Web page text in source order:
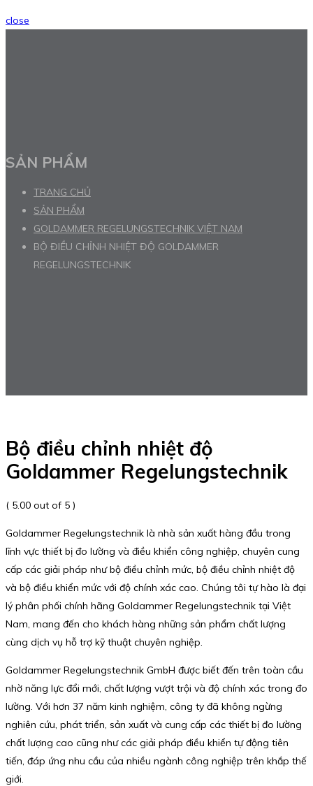
close
SẢN PHẨM
TRANG CHỦ
SẢN PHẨM
GOLDAMMER REGELUNGSTECHNIK VIỆT NAM
BỘ ĐIỀU CHỈNH NHIỆT ĐỘ GOLDAMMER
REGELUNGSTECHNIK
Bộ điều chỉnh nhiệt độ
Goldammer Regelungstechnik
( 5.00 out of 5 )
Goldammer Regelungstechnik là nhà sản xuất hàng đầu trong
lĩnh vực thiết bị đo lường và điều khiển công nghiệp, chuyên cung
cấp các giải pháp như bộ điều chỉnh mức, bộ điều chỉnh nhiệt độ
và bộ điều khiển mức với độ chính xác cao. Chúng tôi tự hào là đại
lý phân phối chính hãng Goldammer Regelungstechnik tại Việt
Nam, mang đến cho khách hàng những sản phẩm chất lượng
cùng dịch vụ hỗ trợ kỹ thuật chuyên nghiệp.
Goldammer Regelungstechnik GmbH được biết đến trên toàn cầu
nhờ năng lực đổi mới, chất lượng vượt trội và độ chính xác trong đo
lường. Với hơn 37 năm kinh nghiệm, công ty đã không ngừng
nghiên cứu, phát triển, sản xuất và cung cấp các thiết bị đo lường
chất lượng cao cũng như các giải pháp điều khiển tự động tiên
tiến, đáp ứng nhu cầu của nhiều ngành công nghiệp trên khắp thế
giới.